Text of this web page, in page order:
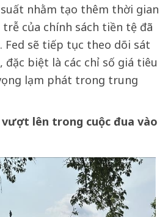
nhằm tạo thêm thời gian
của chính sách tiền tệ đã
sẽ tiếp tục theo dõi sát
biệt là các chỉ số giá tiêu
lạm phát trong trung
vượt lên trong cuộc đua vào